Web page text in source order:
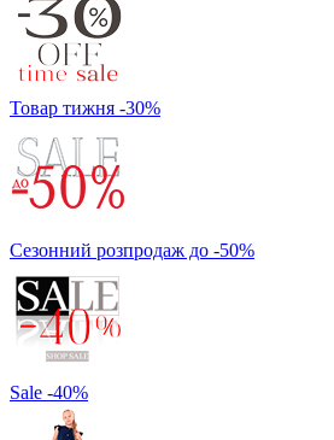
Товар тижня -30%
Сезонний розпродаж до -50%
Sale -40%